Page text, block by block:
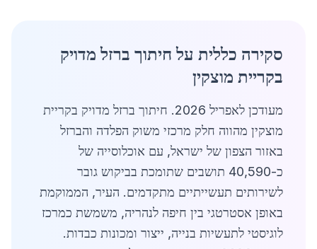
סקירה כללית על חיתוך ברזל מדויק
בקריית מוצקין
מעודכן לאפריל 2026. חיתוך ברזל מדויק בקריית
מוצקין מהווה חלק מרכזי משוק הפלדה והברזל
באזור הצפון של ישראל, עם אוכלוסייה של
כ-40,590 תושבים שתומכת בביקוש גובר
לשירותים תעשייתיים מתקדמים. העיר, הממוקמת
באופן אסטרטגי בין חיפה לנהריה, משמשת כמרכז
לוגיסטי לתעשיות בנייה, ייצור ומכונות כבדות.